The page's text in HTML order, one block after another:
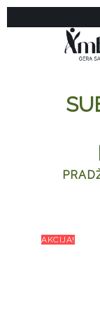
APIE MANE
AKCIJA!